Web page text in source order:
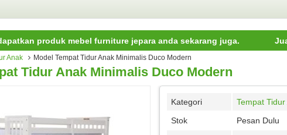
mebel furniture jepara anda sekarang juga. Jual
Anak Model Tempat Tidur Anak Minimalis Duco Modern
Tidur Anak Minimalis Duco Modern
Kategori
Tempat Tidur
Stok
Pesan Dulu